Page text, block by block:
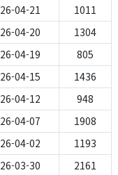
26-04-21
1011
26-04-20
1304
26-04-19
805
26-04-15
1436
26-04-12
948
26-04-07
1908
26-04-02
1193
26-03-30
2161